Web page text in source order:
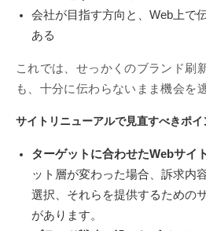
会社が目指す方向と、Web上で
ある
これでは、せっかくのブランド刷
も、十分に伝わらないまま機会を
サイトリニューアルで見直すべきポイ
ターゲットに合わせたWebサイ
ット層が変わった場合、訴求内
選択、それらを提供するための
があります。